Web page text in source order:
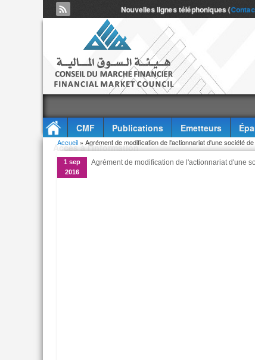
Nouvelles lignes téléphoniques (
CMF Publications Emetteurs
Accès à l'information
Vous êtes ici
Accueil » Agrément de modification de l'actionnariat d'une société
1 sep
2016
Agrément de modification de l'actionnariat d'une